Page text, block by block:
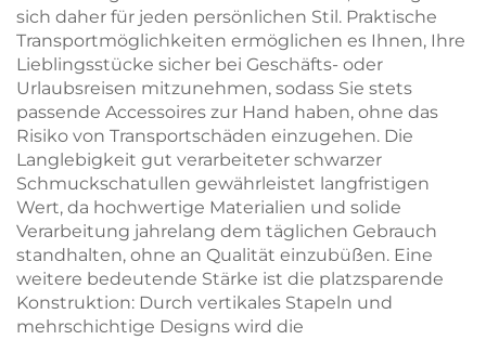
sich daher für jeden persönlichen Stil. Praktische
Transportmöglichkeiten ermöglichen es Ihnen, Ihre
Lieblingsstücke sicher bei Geschäfts- oder
Urlaubsreisen mitzunehmen, sodass Sie stets
passende Accessoires zur Hand haben, ohne das
Risiko von Transportschäden einzugehen. Die
Langlebigkeit gut verarbeiteter schwarzer
Schmuckschatullen gewährleistet langfristigen
Wert, da hochwertige Materialien und solide
Verarbeitung jahrelang dem täglichen Gebrauch
standhalten, ohne an Qualität einzubüßen. Eine
weitere bedeutende Stärke ist die platzsparende
Konstruktion: Durch vertikales Stapeln und
mehrschichtige Designs wird die